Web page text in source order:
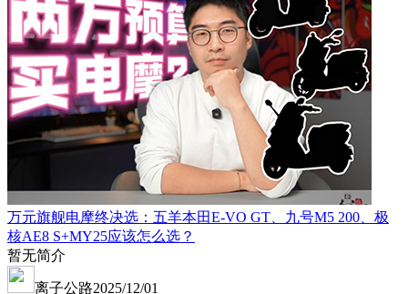
万元旗舰电摩终决选：五羊本田E-VO GT、九号M5 200、极
核AE8 S+MY25应该怎么选？
暂无简介
离子公路2025/12/01